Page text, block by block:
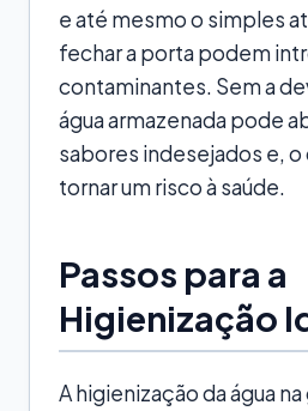
e até mesmo o simples
fechar a porta podem
contaminantes. Sem a
água armazenada pode
sabores indesejados e, o
tornar um risco à saúde.
Passos para a
Higienização
A higienização da água